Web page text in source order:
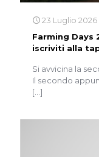
23 Luglio 2026
Farming Days
iscriviti alla
Si avvicina la
Il secondo
[…]